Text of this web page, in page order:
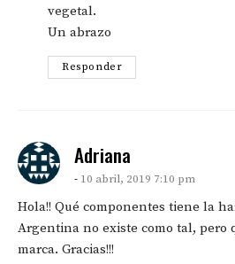
vegetal.
Un abrazo
Responder
Adriana
10 abril, 2019 7:10 pm
Hola!! Qué componentes tiene la
Argentina no existe como tal, pero
marca. Gracias!!!